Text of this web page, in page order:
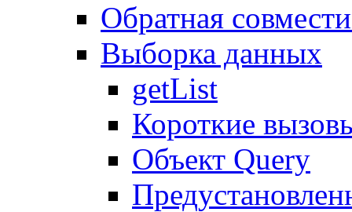
Обратная
Выборка данных
getList
Короткие
Объект Query